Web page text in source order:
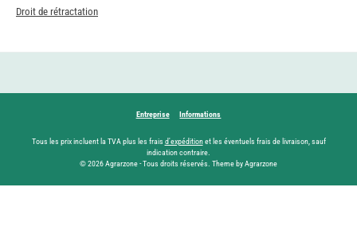
Droit de rétractation
Entreprise Informations
Tous les prix incluent la TVA plus les frais d'expéditionet les éventuels frais de livraison, sauf
indication contraire.
© 2026 Agrarzone - Tous droits réservés. Theme by Agrarzone